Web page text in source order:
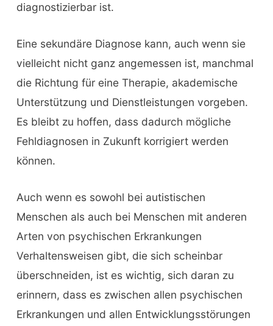
diagnostizierbar ist.
Eine sekundäre Diagnose kann, auch wenn sie
vielleicht nicht ganz angemessen ist, manchmal
die Richtung für eine Therapie, akademische
Unterstützung und Dienstleistungen vorgeben.
Es bleibt zu hoffen, dass dadurch mögliche
Fehldiagnosen in Zukunft korrigiert werden
können.
Auch wenn es sowohl bei autistischen
Menschen als auch bei Menschen mit anderen
Arten von psychischen Erkrankungen
Verhaltensweisen gibt, die sich scheinbar
überschneiden, ist es wichtig, sich daran zu
erinnern, dass es zwischen allen psychischen
Erkrankungen und allen Entwicklungsstörungen